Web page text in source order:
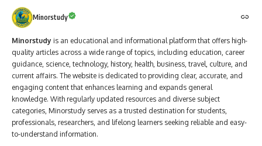
Minorstudy
Minorstudy is an educational and informational platform that offers high-
quality articles across a wide range of topics, including education, career
guidance, science, technology, history, health, business, travel, culture, and
current affairs. The website is dedicated to providing clear, accurate, and
engaging content that enhances learning and expands general
knowledge. With regularly updated resources and diverse subject
categories, Minorstudy serves as a trusted destination for students,
professionals, researchers, and lifelong learners seeking reliable and easy-
to-understand information.